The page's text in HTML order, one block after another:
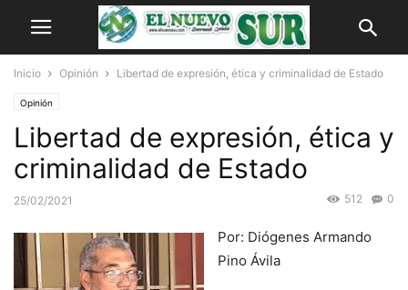
Inicio Opinión Libertad de expresión, ética y criminalidad de Estado
Opinión
Libertad de expresión, ética y
criminalidad de Estado
25/02/2021 0
512
Por: Diógenes Armando
Pino Ávila